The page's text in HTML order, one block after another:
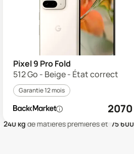
Pixel 9 Pro Fold
512 Go - Beige - État correct
Garantie 12 mois
2070
240 kg de matières premièreset 75 600